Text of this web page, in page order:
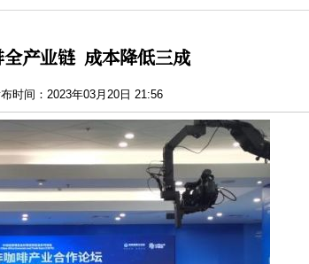
产业链 成本降低三成
时间：2023年03月20日 21:56